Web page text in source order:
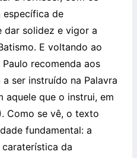
específica de
dar solidez e vigor a
E voltando ao
recomenda aos
ser instruído na Palavra
aquele que o instrui, em
Como se vê, o texto
fundamental: a
da